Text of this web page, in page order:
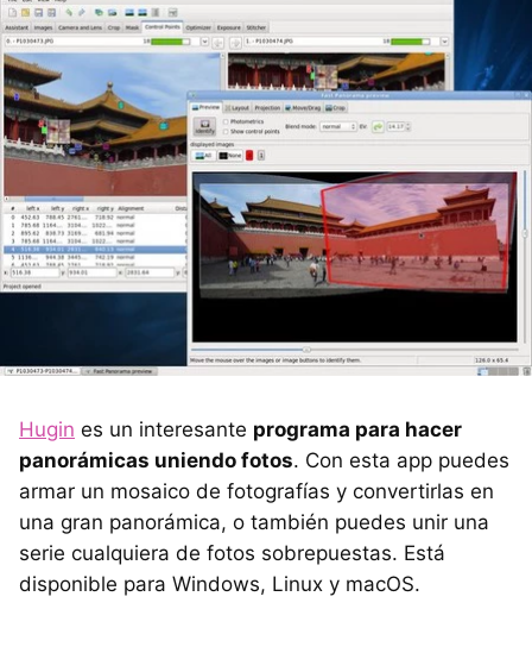
Hugin es un interesante programa para hacer
panorámicas uniendo fotos. Con esta app puedes
armar un mosaico de fotografías y convertirlas en
una gran panorámica, o también puedes unir una
serie cualquiera de fotos sobrepuestas. Está
disponible para Windows, Linux y macOS.